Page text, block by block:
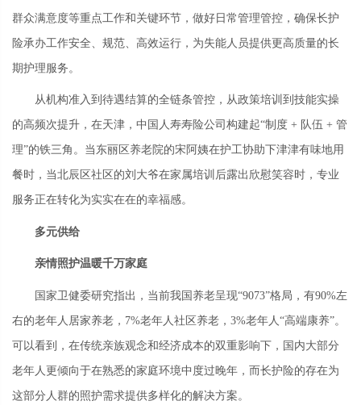
群众满意度等重点工作和关键环节，做好日常管理管控，确保长护
险承办工作安全、规范、高效运行，为失能人员提供更高质量的长
期护理服务。
从机构准入到待遇结算的全链条管控，从政策培训到技能实操
的高频次提升，在天津，中国人寿寿险公司构建起“制度 + 队伍 + 管
理”的铁三角。当东丽区养老院的宋阿姨在护工协助下津津有味地用
餐时，当北辰区社区的刘大爷在家属培训后露出欣慰笑容时，专业
服务正在转化为实实在在的幸福感。
多元供给
亲情照护温暖千万家庭
国家卫健委研究指出，当前我国养老呈现“9073”格局，有90%左
右的老年人居家养老，7%老年人社区养老，3%老年人“高端康养”。
可以看到，在传统亲族观念和经济成本的双重影响下，国内大部分
老年人更倾向于在熟悉的家庭环境中度过晚年，而长护险的存在为
这部分人群的照护需求提供多样化的解决方案。